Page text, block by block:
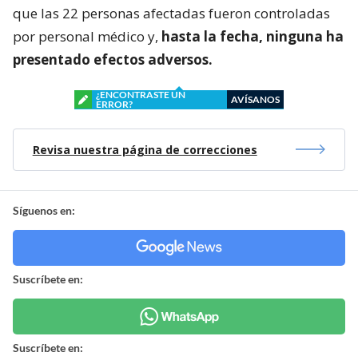
que las 22 personas afectadas fueron controladas
por personal médico y, hasta la fecha, ninguna ha
presentado efectos adversos.
¿ENCONTRASTE UN
ERROR?
AVÍSANOS
Revisa nuestra página de correcciones
Síguenos en:
Suscríbete en:
Suscríbete en: